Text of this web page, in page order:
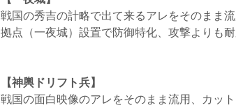
戦国の秀吉の計略で出て来るアレをそのまま流
拠点（一夜城）設置で防御特化、攻撃よりも
【神輿ドリフト兵】
戦国の面白映像のアレをそのまま流用、カッ